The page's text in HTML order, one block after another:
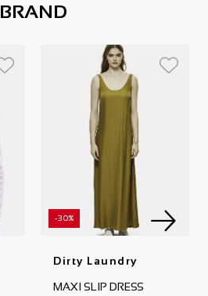
BRAND
-30%
Dirty Laundry
MAXI SLIP DRESS